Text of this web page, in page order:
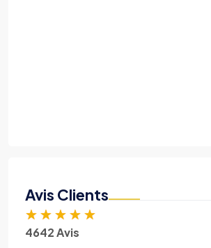
Avis Clients
★ ★ ★ ★ ★
4642 Avis